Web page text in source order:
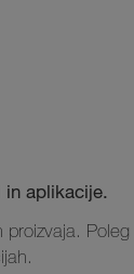
aplikacije.
proizvaja. Poleg